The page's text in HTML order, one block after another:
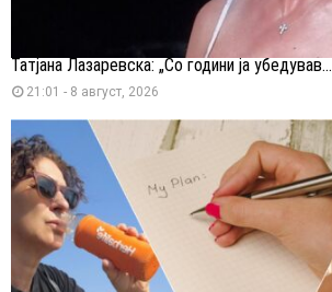
Татјана Лазаревска: „Со години ја убедував...
21:01 - 8 август, 2026